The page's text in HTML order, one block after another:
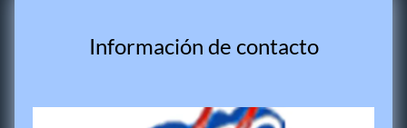
Información de contacto